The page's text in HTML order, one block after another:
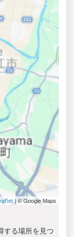
| © Google Maps
する場所を見つ